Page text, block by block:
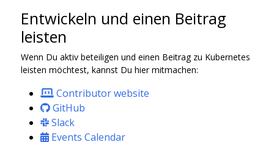
Entwickeln und einen Beitrag
leisten
Wenn Du aktiv beteiligen und einen Beitrag zu Kubernetes
leisten möchtest, kannst Du hier mitmachen:
Contributor website
GitHub
Slack
Events Calendar